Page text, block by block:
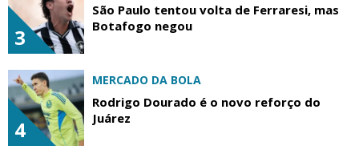
3
São Paulo tentou volta de Ferraresi, mas
Botafogo negou
4
MERCADO DA BOLA
Rodrigo Dourado é o novo reforço do
Juárez